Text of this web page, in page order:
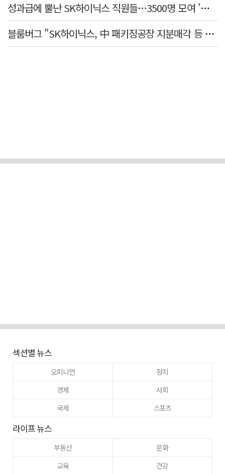
성과급에 뿔난 SK하이닉스 직원들…3500명 모여 '새 노조' 만든다
블룸버그 "SK하이닉스, 中 패키징공장 지분매각 등 검토"
섹션별 뉴스
오피니언
정치
경제
사회
국제
스포츠
라이프 뉴스
부동산
문화
교육
건강